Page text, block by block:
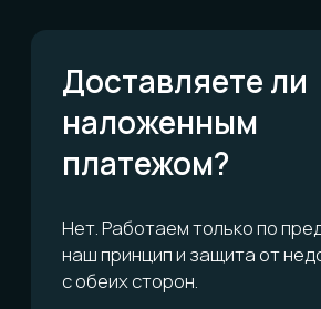
Сколько это всё
стоит?
ОСТАЛИСЬ ВОПРОСЫ?